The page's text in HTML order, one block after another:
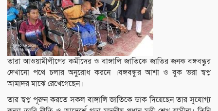
তারা আওয়ামীলীগের কর্মীদের ও বাঙ্গালি জাতিকে জাতির জনক বঙ্গবন্ধুর
দেখানো পথে চলার অনুরোধ করনে ।বঙ্গবন্ধুর আশা ও বুক ভরা স্বপ্ন
আমাদর মাঝে রেখেগেছেন।
তার স্বপ্ন পূরুন করতে সকল বাঙ্গালি জাতিকে ডাক দিয়েছেন তার সুযোগ্য